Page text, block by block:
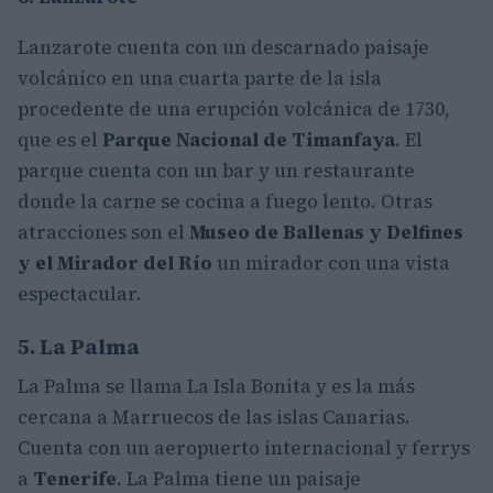
Lanzarote cuenta con un descarnado paisaje
volcánico en una cuarta parte de la isla
procedente de una erupción volcánica de 1730,
que es el Parque Nacional de Timanfaya. El
parque cuenta con un bar y un restaurante
donde la carne se cocina a fuego lento. Otras
atracciones son el Museo de Ballenas y Delfines
y el Mirador del Río un mirador con una vista
espectacular.
5. La Palma
La Palma se llama La Isla Bonita y es la más
cercana a Marruecos de las islas Canarias.
Cuenta con un aeropuerto internacional y ferrys
a Tenerife. La Palma tiene un paisaje